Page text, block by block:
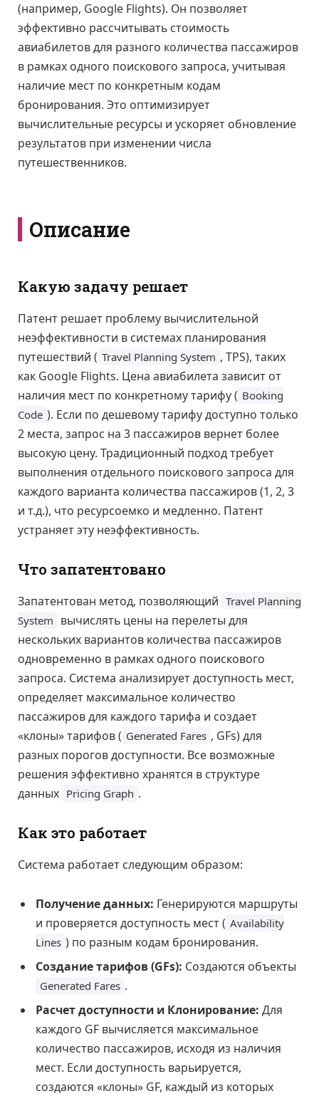
(например, Google Flights). Он позволяет
эффективно рассчитывать стоимость
авиабилетов для разного количества пассажиров
в рамках одного поискового запроса, учитывая
наличие мест по конкретным кодам
бронирования. Это оптимизирует
вычислительные ресурсы и ускоряет обновление
результатов при изменении числа
путешественников.
Описание
Какую задачу решает
Патент решает проблему вычислительной
неэффективности в системах планирования
путешествий ( Travel Planning System , TPS), таких
как Google Flights. Цена авиабилета зависит от
наличия мест по конкретному тарифу ( Booking
Code ). Если по дешевому тарифу доступно только
2 места, запрос на 3 пассажиров вернет более
высокую цену. Традиционный подход требует
выполнения отдельного поискового запроса для
каждого варианта количества пассажиров (1, 2, 3
и т.д.), что ресурсоемко и медленно. Патент
устраняет эту неэффективность.
Что запатентовано
Запатентован метод, позволяющий Travel Planning
System вычислять цены на перелеты для
нескольких вариантов количества пассажиров
одновременно в рамках одного поискового
запроса. Система анализирует доступность мест,
определяет максимальное количество
пассажиров для каждого тарифа и создает
«клоны» тарифов ( Generated Fares , GFs) для
разных порогов доступности. Все возможные
решения эффективно хранятся в структуре
данных Pricing Graph .
Как это работает
Система работает следующим образом:
Получение данных: Генерируются маршруты
и проверяется доступность мест ( Availability
Lines ) по разным кодам бронирования.
Создание тарифов (GFs): Создаются объекты
Generated Fares .
Расчет доступности и Клонирование: Для
каждого GF вычисляется максимальное
количество пассажиров, исходя из наличия
мест. Если доступность варьируется,
создаются «клоны» GF, каждый из которых